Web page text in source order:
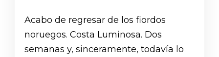
Acabo de regresar de los fiordos
noruegos. Costa Luminosa. Dos
semanas y, sinceramente, todavía lo